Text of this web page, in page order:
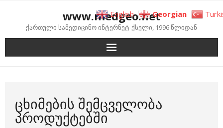
www.medgeo.net
ქართული სამედიცინო ინტერნეტ-ქსელი, 1996 წლიდან
ᲪᲮᲘᲛᲔᲑᲘᲡ ᲨᲔᲛᲪᲕᲔᲚᲝᲑᲐ
ᲞᲠᲝᲓᲣᲥᲢᲔᲑᲨᲘ
English Georgian